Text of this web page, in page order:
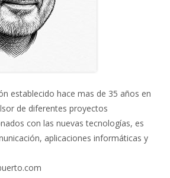
establecido hace mas de 35 años en
de diferentes proyectos
con las nuevas tecnologías, es
aplicaciones informáticas y